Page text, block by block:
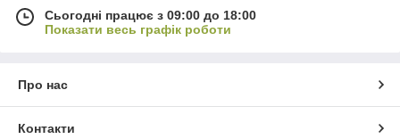
Сьогодні працює з 09:00 до 18:00
Показати весь графік роботи
Про нас
Контакти